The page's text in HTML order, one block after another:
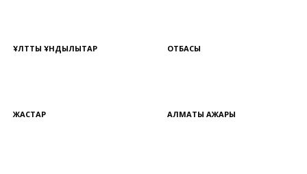
ҰЛТТЫҚ ҚҰНДЫЛЫҚТАР ОТБАСЫ
ЖАСТАР АЛМАТЫ АЖАРЫ